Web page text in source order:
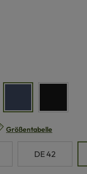
Größentabelle
DE 42